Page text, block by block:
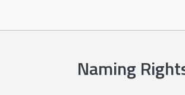
Naming